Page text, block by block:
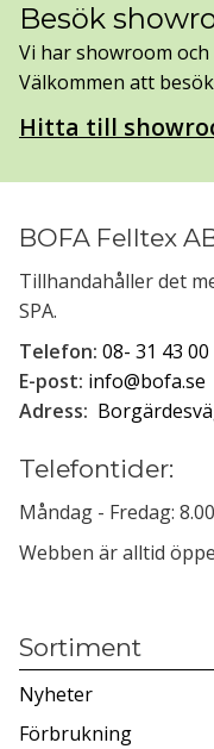
Besök
Vi har showroom
Välkommen att
Hitta till
BOFA Felltex
Tillhandahåller det
SPA.
Telefon: 08- 31 43 00
E-post: info@bofa.se
Adress:
Telefontider:
Måndag - Fredag:
Webben är alltid
Sortiment
Nyheter
Förbrukning